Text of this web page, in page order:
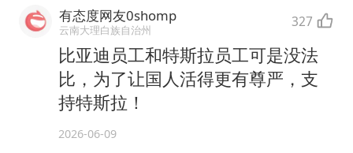
有态度网友0shomp
云南大理白族自治州 327
比亚迪员工和特斯拉员工可是没法
比，为了让国人活得更有尊严，支
持特斯拉！
2026-06-09